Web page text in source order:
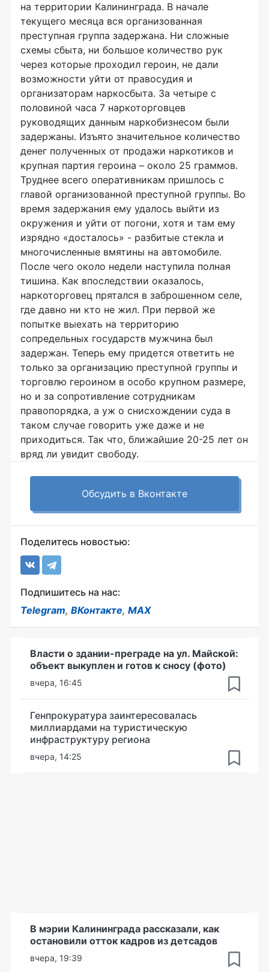
на территории Калининграда. В начале
текущего месяца вся организованная
преступная группа задержана. Ни сложные
схемы сбыта, ни большое количество рук
через которые проходил героин, не дали
возможности уйти от правосудия и
организаторам наркосбыта. За четыре с
половиной часа 7 наркоторговцев
руководящих данным наркобизнесом были
задержаны. Изъято значительное количество
денег полученных от продажи наркотиков и
крупная партия героина – около 25 граммов.
Труднее всего оперативникам пришлось с
главой организованной преступной группы. Во
время задержания ему удалось выйти из
окружения и уйти от погони, хотя и там ему
изрядно «досталось» - разбитые стекла и
многочисленные вмятины на автомобиле.
После чего около недели наступила полная
тишина. Как впоследствии оказалось,
наркоторговец прятался в заброшенном селе,
где давно ни кто не жил. При первой же
попытке выехать на территорию
сопредельных государств мужчина был
задержан. Теперь ему придется ответить не
только за организацию преступной группы и
торговлю героином в особо крупном размере,
но и за сопротивление сотрудникам
правопорядка, а уж о снисхождении суда в
таком случае говорить уже даже и не
приходиться. Так что, ближайшие 20-25 лет он
вряд ли увидит свободу.
Обсудить в Вконтакте
Поделитесь новостью:
Подпишитесь на нас:
Telegram, ВКонтакте, MAX
Власти о здании-преграде на ул. Майской:
объект выкуплен и готов к сносу (фото)
вчера, 16:45
Генпрокуратура заинтересовалась
миллиардами на туристическую
инфраструктуру региона
вчера, 14:25
В мэрии Калининграда рассказали, как
остановили отток кадров из детсадов
вчера, 19:39